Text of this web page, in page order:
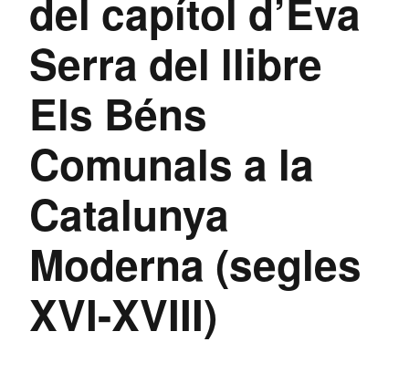
del capítol d’Eva
Serra del llibre
Els Béns
Comunals a la
Catalunya
Moderna (segles
XVI-XVIII)